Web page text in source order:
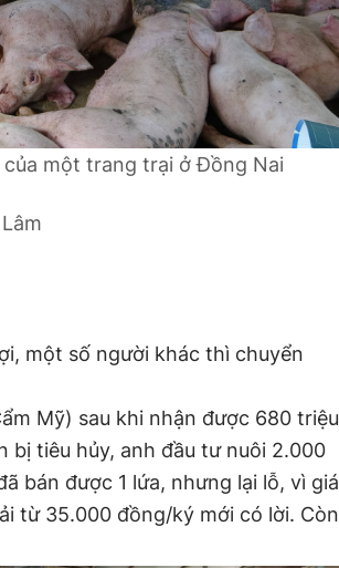
một trang trại ở Đồng Nai
một số người khác thì chuyển
Mỹ) sau khi nhận được 680 triệu
tiêu hủy, anh đầu tư nuôi 2.000
bán được 1 lứa, nhưng lại lỗ, vì giá
từ 35.000 đồng/ký mới có lời. Còn